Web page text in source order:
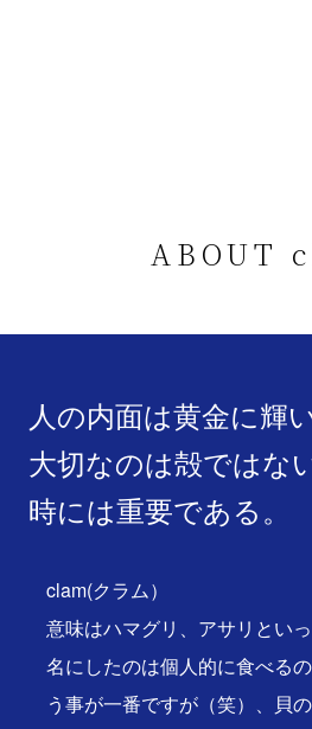
ABOUT
人の内面は黄金に輝
大切なのは殻ではな
時には重要である。
clam(クラム）
意味はハマグリ、アサリとい
名にしたのは個人的に食べる
う事が一番ですが（笑）、貝